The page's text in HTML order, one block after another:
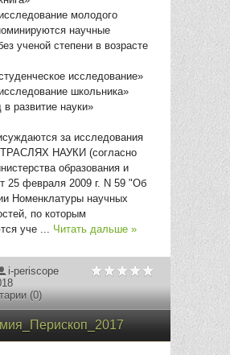
молодого
научные
ученой степени в возрасте
исследование»
школьника»
развитие науки»
за исследования
НАУКИ (согласно
образования и
25 февраля 2009 г. N 59 "Об
Номенклатуры научных
по которым
уче ... Читать дальше »
i-periscope
(0)